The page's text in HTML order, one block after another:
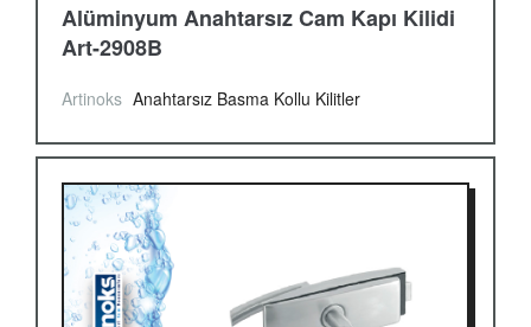
Alüminyum Anahtarsız Cam Kapı Kilidi
Art-2908B
Artinoks Anahtarsız Basma Kollu Kilitler